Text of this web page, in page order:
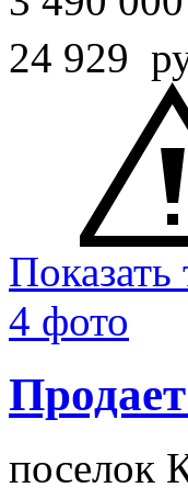
24 929
Показать
4 фото
поселок